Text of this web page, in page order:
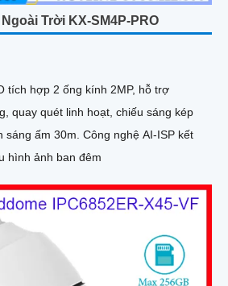
Trời KX-SM4P-PRO
tích hợp 2 ống kính 2MP, hỗ trợ
quay quét linh hoạt, chiếu sáng kép
Công nghệ AI-ISP kết
hình ảnh ban đêm